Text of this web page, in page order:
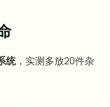
统，实测多放20件杂